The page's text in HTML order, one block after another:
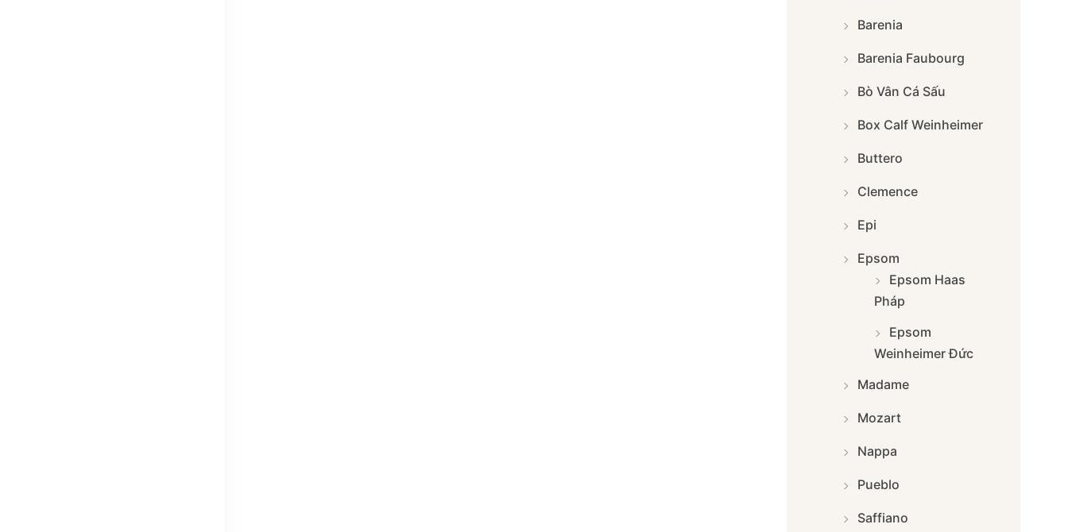
Barenia
Barenia Faubourg
Bò Vân Cá Sấu
Box Calf Weinheimer
Buttero
Clemence
Epi
Epsom
Epsom Haas
Pháp
Epsom
Weinheimer Đức
Madame
Mozart
Nappa
Pueblo
Saffiano